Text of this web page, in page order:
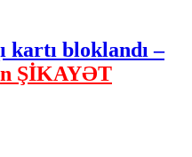
kartı bloklandı –
ŞİKAYƏT